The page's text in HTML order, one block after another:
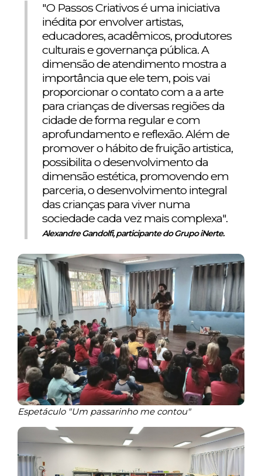
"O Passos Criativos é uma iniciativa
inédita por envolver artistas,
educadores, acadêmicos, produtores
culturais e governança pública. A
dimensão de atendimento mostra a
importância que ele tem, pois vai
proporcionar o contato com a a arte
para crianças de diversas regiões da
cidade de forma regular e com
aprofundamento e reflexão. Além de
promover o hábito de fruição artistica,
possibilita o desenvolvimento da
dimensão estética, promovendo em
parceria, o desenvolvimento integral
das crianças para viver numa
sociedade cada vez mais complexa".
Alexandre Gandolfi, participante do Grupo iNerte.
Espetáculo "Um passarinho me contou"